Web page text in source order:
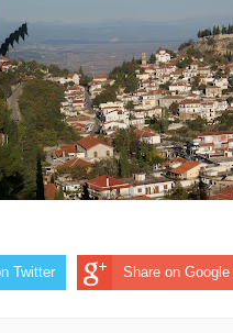
χρόνια από το κάψιμο
Οι τρίδυμες Ελληνίδες
Αυστρία!
συμμετοχής στο
Twitter Share on